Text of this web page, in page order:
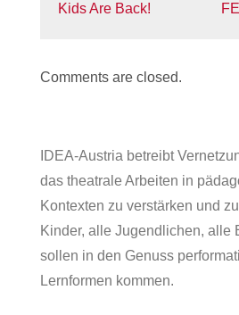
Kids Are Back!
Comments are closed.
IDEA-Austria betreibt
das theatrale Arbeiten in
Kontexten zu verstärken und
Kinder, alle Jugendlichen, alle
sollen in den Genuss
Lernformen kommen.